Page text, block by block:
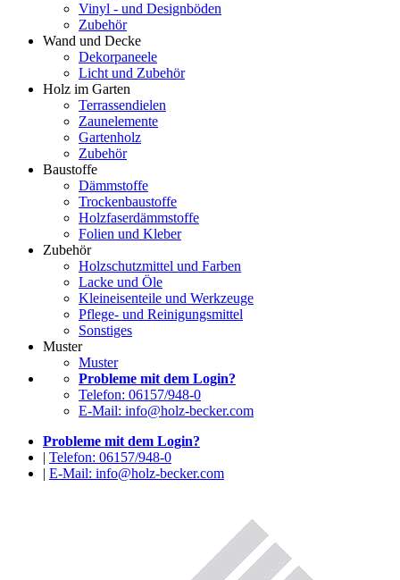
Vinyl - und Designböden
Zubehör
Wand und Decke
Dekorpaneele
Licht und Zubehör
Holz im Garten
Terrassendielen
Zaunelemente
Gartenholz
Zubehör
Baustoffe
Dämmstoffe
Trockenbaustoffe
Holzfaserdämmstoffe
Folien und Kleber
Zubehör
Holzschutzmittel und Farben
Lacke und Öle
Kleineisenteile und Werkzeuge
Pflege- und Reinigungsmittel
Sonstiges
Muster
Muster
Probleme mit dem Login?
Telefon: 06157/948-0
E-Mail: info@holz-becker.com
Probleme mit dem Login?
| Telefon: 06157/948-0
| E-Mail: info@holz-becker.com